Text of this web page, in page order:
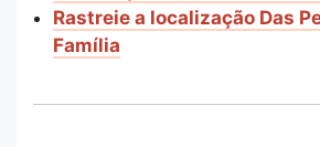
Rastreie a localização Das
Família